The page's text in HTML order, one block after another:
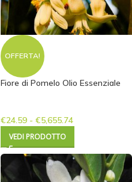
OFFERTA!
Fiore di Pomelo Olio Essenziale
€24.59 - €5,655.74
VEDI PRODOTTO